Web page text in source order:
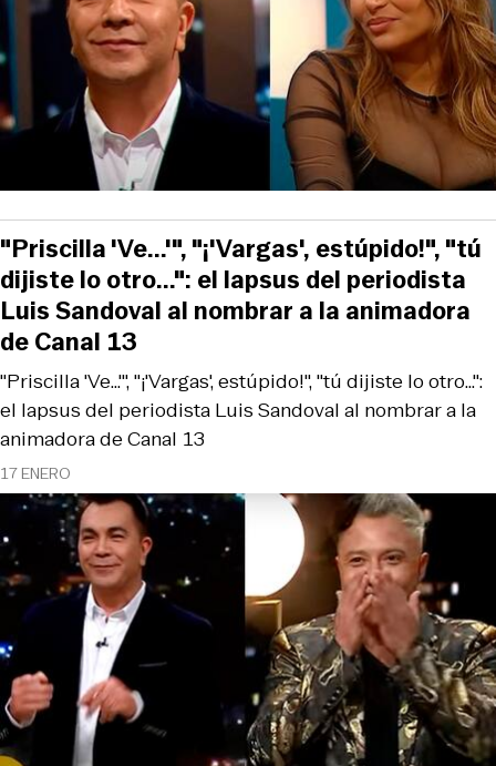
17 ENERO
"Priscilla 'Ve...'", "¡'Vargas', estúpido!", "tú dijiste lo otro...":
el lapsus del periodista Luis Sandoval al nombrar a la
animadora de Canal 13
"Priscilla 'Ve...'", "¡'Vargas', estúpido!", "tú
dijiste lo otro...": el lapsus del periodista
Luis Sandoval al nombrar a la animadora
de Canal 13